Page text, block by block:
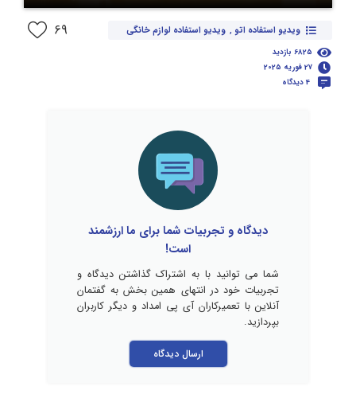
6825 بازدید
27 فوریه 2025
4 دیدگاه
ویدیو استفاده اتو , ویدیو استفاده لوازم خانگی 69
دیدگاه و تجربیات شما برای ما ارزشمند
است!
شما می توانید با به اشتراک گذاشتن دیدگاه و
تجربیات خود در انتهای همین بخش به گفتمان
آنلاین با تعمیرکاران آی پی امداد و دیگر کاربران
بپردازید.
ارسال دیدگاه